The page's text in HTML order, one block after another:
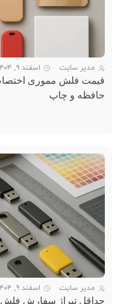
مدیر سایت اسفند ۹, ۱۴۰۴
قیمت فلش مموری
حافظه و چاپ
مدیر سایت اسفند ۹, ۱۴۰۴
حداقل تیراژ سفارش